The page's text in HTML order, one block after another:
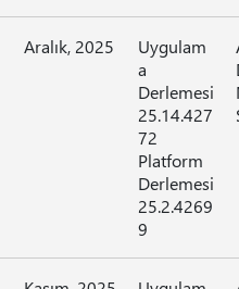
Aralık, 2025
Uygulam
a
Derlemesi
25.14.427
72
Platform
Derlemesi
25.2.4269
9